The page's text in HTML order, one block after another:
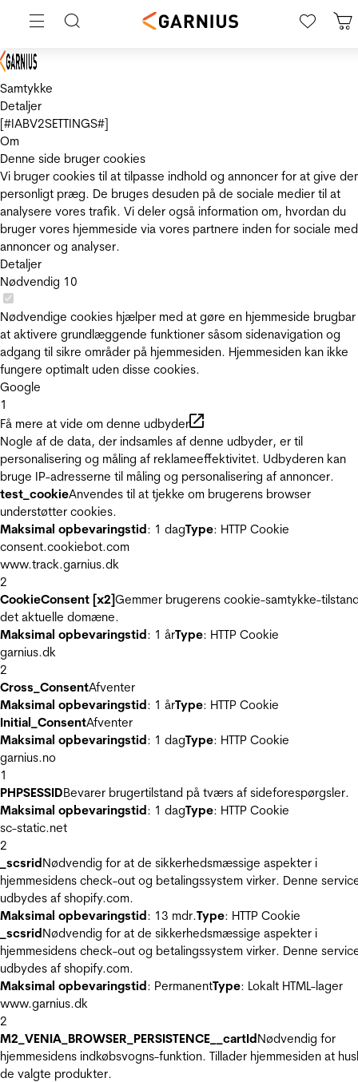
Samtykke
Detaljer
[#IABV2SETTINGS#]
Om
Denne side bruger cookies
Vi bruger cookies til at tilpasse indhold og annoncer for at give
personligt præg. De bruges desuden på de sociale medier til at
analysere vores trafik. Vi deler også information om, hvordan du
bruger vores hjemmeside via vores partnere inden for sociale
annoncer og analyser.
Detaljer
Nødvendig 10
Nødvendige cookies hjælper med at gøre en hjemmeside
at aktivere grundlæggende funktioner såsom sidenavigation og
adgang til sikre områder på hjemmesiden. Hjemmesiden kan ikke
fungere optimalt uden disse cookies.
Google
1
Få mere at vide om denne udbyder
Nogle af de data, der indsamles af denne udbyder, er til
personalisering og måling af reklameeffektivitet. Udbyderen kan
bruge IP-adresserne til måling og personalisering af annoncer.
test_cookieAnvendes til at tjekke om brugerens browser
understøtter cookies.
Maksimal opbevaringstid: 1 dagType: HTTP Cookie
consent.cookiebot.com
www.track.garnius.dk
2
CookieConsent [x2]Gemmer brugerens cookie-samtykke-
det aktuelle domæne.
Maksimal opbevaringstid: 1 årType: HTTP Cookie
garnius.dk
2
Cross_ConsentAfventer
Maksimal opbevaringstid: 1 årType: HTTP Cookie
Initial_ConsentAfventer
Maksimal opbevaringstid: 1 dagType: HTTP Cookie
garnius.no
1
PHPSESSIDBevarer brugertilstand på tværs af sideforespørgsler.
Maksimal opbevaringstid: 1 dagType: HTTP Cookie
sc-static.net
2
_scsridNødvendig for at de sikkerhedsmæssige aspekter i
hjemmesidens check-out og betalingssystem virker. Denne
udbydes af shopify.com.
Maksimal opbevaringstid: 13 mdr.Type: HTTP Cookie
_scsridNødvendig for at de sikkerhedsmæssige aspekter i
hjemmesidens check-out og betalingssystem virker. Denne
udbydes af shopify.com.
Maksimal opbevaringstid: PermanentType: Lokalt HTML-lager
www.garnius.dk
2
M2_VENIA_BROWSER_PERSISTENCE__cartIdNødvendig for
hjemmesidens indkøbsvogns-funktion. Tillader hjemmesiden at
de valgte produkter.